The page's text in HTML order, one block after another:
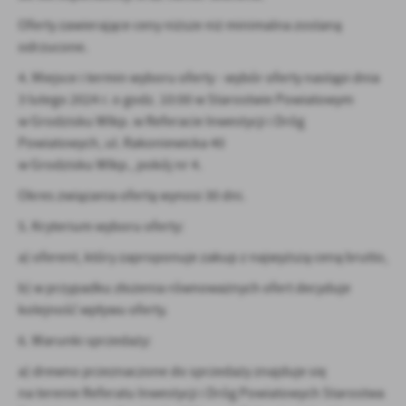
Oferty zawierające ceny niższe niż minimalna zostaną
odrzucone.
4. Miejsce i termin wyboru oferty - wybór oferty nastąpi dnia
3 lutego 2024 r. o godz. 10:00 w Starostwie Powiatowym
w Grodzisku Wlkp. w Referacie Inwestycji i Dróg
Powiatowych, ul. Rakoniewicka 40
w Grodzisku Wlkp., pokój nr 4.
Okres związania ofertą wynosi 30 dni.
5. Kryterium wyboru oferty:
a) oferent, który zaproponuje zakup z najwyższą ceną brutto,
b) w przypadku złożenia równoważnych ofert decyduje
kolejność wpływu oferty.
6. Warunki sprzedaży:
a) drewno przeznaczone do sprzedaży znajduje się
na terenie Referatu Inwestycji i Dróg Powiatowych Starostwa